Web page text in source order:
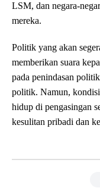
LSM, dan negara-
mereka.
Politik yang akan
memberikan suara
pada penindasan
politik. Namun,
hidup di pengasingan
kesulitan pribadi dan